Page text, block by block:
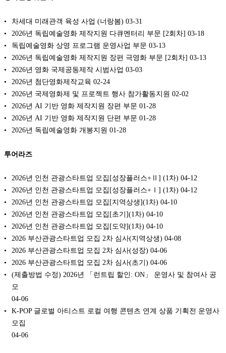
차세대 미래관객 육성 사업 (너랑봄) 03-31
2026년 독립예술영화 제작지원 다큐멘터리 부문 [2회차] 03-18
독립예술영화 상영 프로그램 운영사업 부문 03-13
2026년 독립예술영화 제작지원 장편 극영화 부문 [2회차] 03-13
2026년 영화 국제공동제작 시범사업 03-03
2026년 첨단영화제작교육 02-24
2026년 국제영화제 및 프로젝트 행사 참가활동지원 02-02
2026년 AI 기반 영화 제작지원 장편 부문 01-28
2026년 AI 기반 영화 제작지원 단편 부문 01-28
2026년 독립예술영화 개봉지원 01-28
투어라즈
2026년 인천 관광스타트업 모집[성장플러스+Ⅱ] (1차) 04-12
2026년 인천 관광스타트업 모집[성장플러스+Ⅰ] (1차) 04-12
2026년 인천 관광스타트업 모집[지역상생](1차) 04-10
2026년 인천 관광스타트업 모집[초기](1차) 04-10
2026년 인천 관광스타트업 모집[도약](1차) 04-10
2026 부산관광스타트업 모집 2차 심사(지역상생) 04-08
2026 부산관광스타트업 모집 2차 심사(성장) 04-06
2026 부산관광스타트업 모집 2차 심사(초기) 04-06
(제출방법 수정) 2026년 「런트립 할인: ON」 운영사 및 참여사 공
모
04-06
K-POP 글로벌 아티스트 로컬 여행 콘텐츠 연계 상품 기획전 운영사
모집
04-06